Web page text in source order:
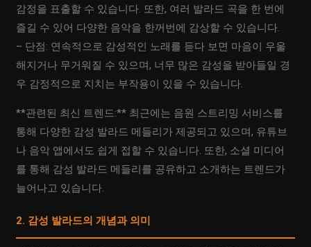
감정을 표출할 수 있습니다. 또한, 여러 발라드 곡을 한 번에
즐길 수 있어 다양한 음악을 한꺼번에 감상할 수 있습니다.
– 단점: 연속적으로 감성적인 노래를 듣다 보면 마음이 우울
해지거나 무거워질 수 있으며, 너무 많은 감성을 받아들일 경
우 감정적으로 지치는 부작용이 있을 수 있습니다.
**관련된 최신 트렌드:** 최근에는 음원 스트리밍 서비스를
통해 다양한 감성 발라드 메들리가 제공되고 있으며, 유튜브
나 음악 앱에서도 쉽게 접할 수 있습니다. 또한, 소셜 미디어
를 통해 감성 발라드 메들리를 공유하고 소개하는 트렌드가
늘어나고 있습니다.
2. 감성 발라드의 개념과 의미